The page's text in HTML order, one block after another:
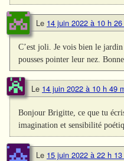
Le 14 juin 2022 à 10 h
C’est joli. Je vois bien le
pousses pointer leur nez.
Le 14 juin 2022 à 10 h 49
Bonjour Brigitte, ce que tu
imagination et sensibilité
Le 15 juin 2022 à 22 h